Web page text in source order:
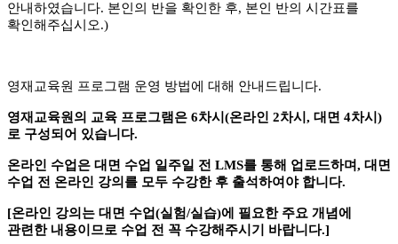
안내하였습니다. 본인의 반을 확인한 후, 본인 반의 시간표를
확인해주십시오.)
영재교육원 프로그램 운영 방법에 대해 안내드립니다.
영재교육원의 교육 프로그램은 6차시(온라인 2차시, 대면 4차시)
로 구성되어 있습니다.
온라인 수업은 대면 수업 일주일 전 LMS를 통해 업로드하며, 대면
수업 전 온라인 강의를 모두 수강한 후 출석하여야 합니다.
[온라인 강의는 대면 수업(실험/실습)에 필요한 주요 개념에
관련한 내용이므로 수업 전 꼭 수강해주시기 바랍니다.]